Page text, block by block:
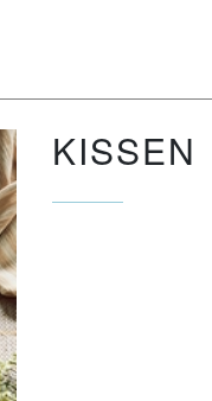
KISSEN